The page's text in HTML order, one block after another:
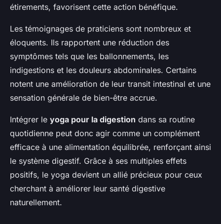
étirements, favorisent cette action bénéfique.
Les témoignages de praticiens sont nombreux et
éloquents. Ils rapportent une réduction des
symptômes tels que les ballonnements, les
indigestions et les douleurs abdominales. Certains
notent une amélioration de leur transit intestinal et une
sensation générale de bien-être accrue.
Intégrer le yoga pour la digestion dans sa routine
quotidienne peut donc agir comme un complément
efficace à une alimentation équilibrée, renforçant ainsi
le système digestif. Grâce à ses multiples effets
positifs, le yoga devient un allié précieux pour ceux
cherchant à améliorer leur santé digestive
naturellement.